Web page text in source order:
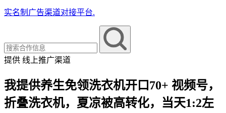
实名制广告渠道对接平台.
提供 线上推广渠道
我提供养生免领洗衣机开口70+ 视频号，
折叠洗衣机，夏凉被高转化，当天1:2左